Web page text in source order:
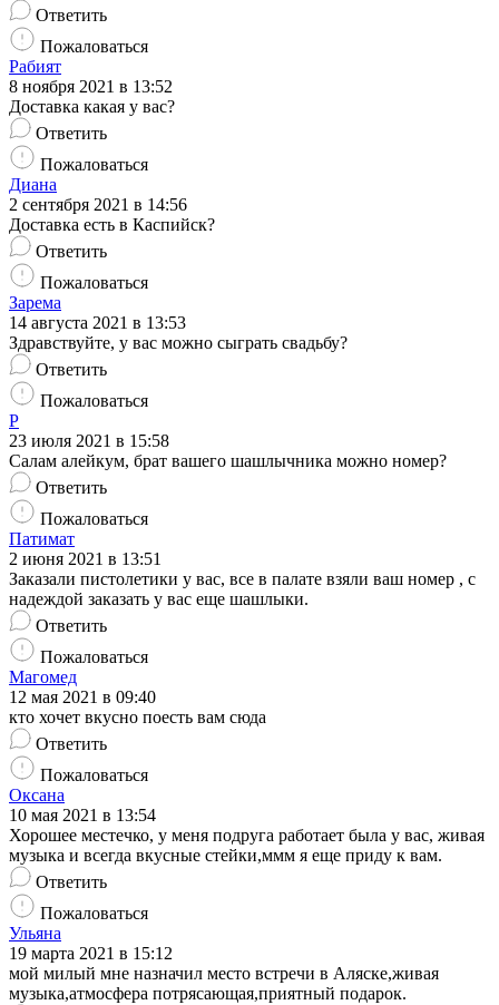
Ответить
Пожаловаться
Рабият
8 ноября 2021 в 13:52
Доставка какая у вас?
Ответить
Пожаловаться
Диана
2 сентября 2021 в 14:56
Доставка есть в Каспийск?
Ответить
Пожаловаться
Зарема
14 августа 2021 в 13:53
Здравствуйте, у вас можно сыграть свадьбу?
Ответить
Пожаловаться
Р
23 июля 2021 в 15:58
Салам алейкум, брат вашего шашлычника можно номер?
Ответить
Пожаловаться
Патимат
2 июня 2021 в 13:51
Заказали пистолетики у вас, все в палате взяли ваш номер , с
надеждой заказать у вас еще шашлыки.
Ответить
Пожаловаться
Магомед
12 мая 2021 в 09:40
кто хочет вкусно поесть вам сюда
Ответить
Пожаловаться
Оксана
10 мая 2021 в 13:54
Хорошее местечко, у меня подруга работает была у вас, живая
музыка и всегда вкусные стейки,ммм я еще приду к вам.
Ответить
Пожаловаться
Ульяна
19 марта 2021 в 15:12
мой милый мне назначил место встречи в Аляске,живая
музыка,атмосфера потрясающая,приятный подарок.